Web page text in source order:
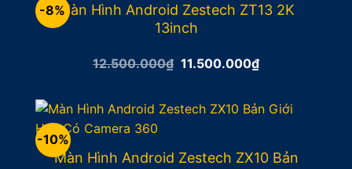
-8%Màn Hình Android Zestech ZT13 2K
13inch
12.500.000₫ Giá
12.500.000₫.
11.500.000₫Giá
hiện
11.500.000₫.
-10%
Màn Hình Android Zestech ZX10 Bản